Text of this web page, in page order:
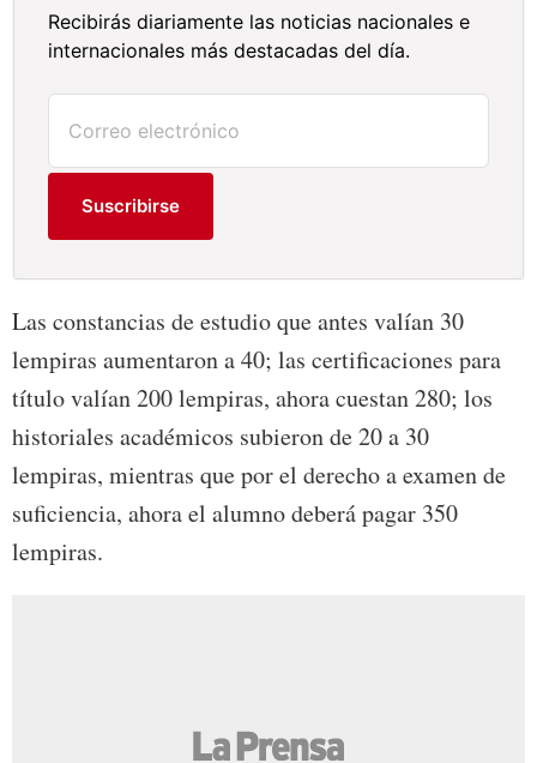
Recibirás diariamente las noticias nacionales e
internacionales más destacadas del día.
Suscribirse
Las constancias de estudio que antes valían 30
lempiras aumentaron a 40; las certificaciones para
título valían 200 lempiras, ahora cuestan 280; los
historiales académicos subieron de 20 a 30
lempiras, mientras que por el derecho a examen de
suficiencia, ahora el alumno deberá pagar 350
lempiras.